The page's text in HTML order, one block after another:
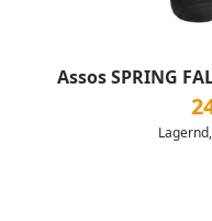
Assos SPRING